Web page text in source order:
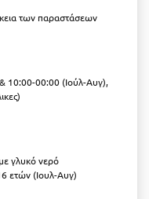
των παραστάσεων
10:00-00:00 (Ιούλ-Αυγ),
γλυκό νερό
ετών (Ιουλ-Αυγ)